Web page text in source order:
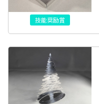
技能奨励賞